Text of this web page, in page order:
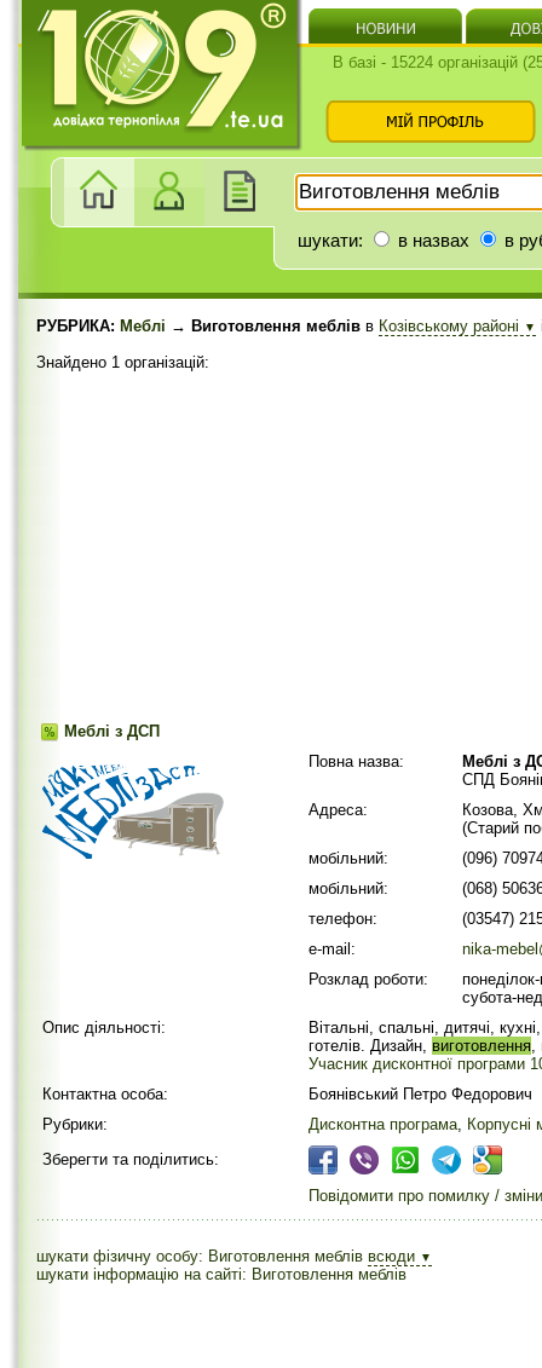
В базі - 15224 організацій
шукати: в назвах в
РУБРИКА: Меблі → Виготовлення меблів в Козівському районі ▼
Знайдено 1 організацій:
Меблі з ДСП
Повна назва:
Меблі з
СПД
Адреса:
Козова,
(Старий
мобільний:
(096)
мобільний:
(068)
телефон:
(03547)
e-mail:
nika-
Розклад роботи:
субота-
Опис діяльності:
Вітальні, спальні, дитячі,
готелів. Дизайн, виготовлення,
Учасник дисконтної програми
Контактна особа:
Боянівський Петро Федорович
Рубрики:
Дисконтна програма, Корпусні
Зберегти та поділитись:
Повідомити про помилку / зміни
шукати фізичну особу: Виготовлення меблів всюди ▼
шукати інформацію на сайті: Виготовлення меблів